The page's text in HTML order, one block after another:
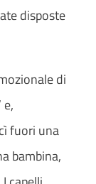
disposte
di
fuori una
bambina,